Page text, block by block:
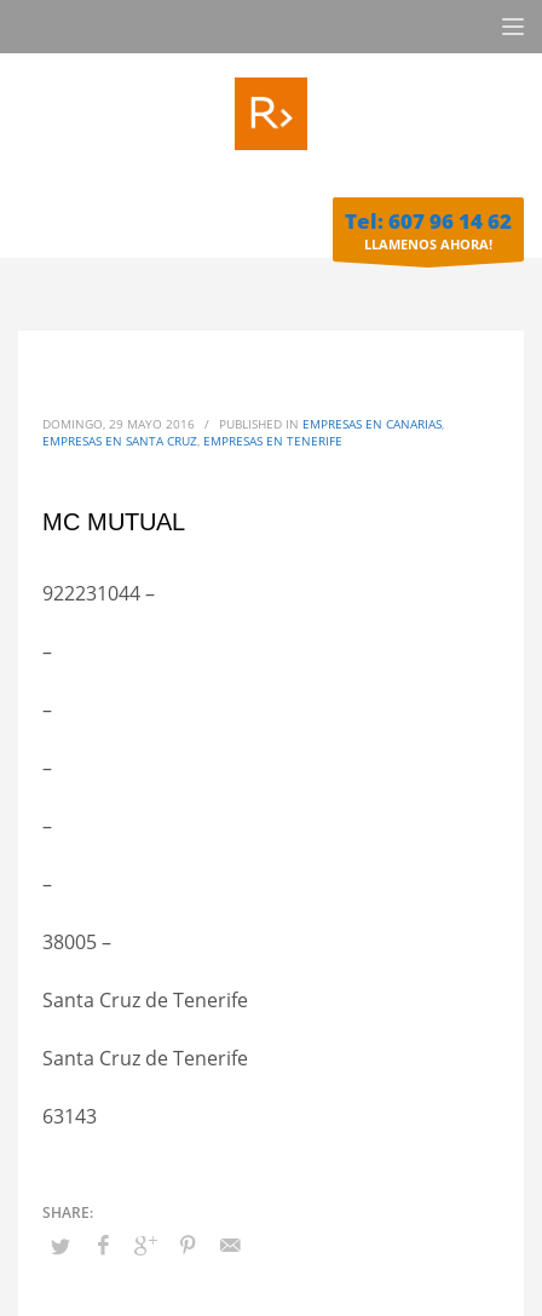
Tel: 607 96 14 62
LLAMENOS AHORA!
DOMINGO, 29 MAYO 2016 / PUBLISHED IN EMPRESAS EN CANARIAS,
EMPRESAS EN SANTA CRUZ, EMPRESAS EN TENERIFE
MC MUTUAL
922231044 –
–
–
–
–
–
38005 –
Santa Cruz de Tenerife
Santa Cruz de Tenerife
63143